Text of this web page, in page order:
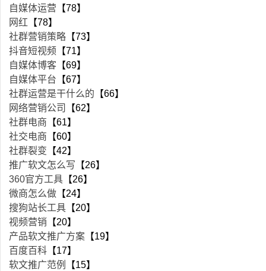
自媒体运营 【78】
网红 【78】
社群营销策略 【73】
抖音短视频 【71】
自媒体博客 【69】
自媒体平台 【67】
社群运营是干什么的 【66】
网络营销公司
【62】
社群电商 【61】
社交电商 【60】
社群裂变 【42】
推广软文怎么写 【26】
360官方工具 【26】
微商怎么做 【24】
搜狗站长工具 【20】
视频营销 【20】
产品软文推广方案 【19】
百度百科 【17】
软文推广范例
【15】